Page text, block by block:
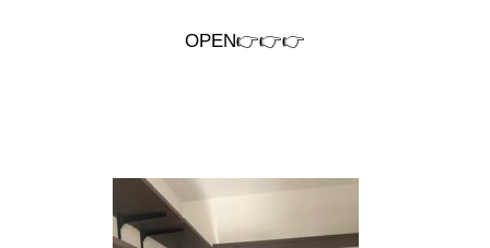
OPEN👉👉👉